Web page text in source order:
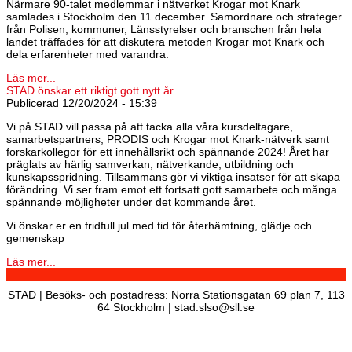
Närmare 90-talet medlemmar i nätverket Krogar mot Knark
samlades i Stockholm den 11 december. Samordnare och strateger
från Polisen, kommuner, Länsstyrelser och branschen från hela
landet träffades för att diskutera metoden Krogar mot Knark och
dela erfarenheter med varandra.
Läs mer...
STAD önskar ett riktigt gott nytt år
Publicerad 12/20/2024 - 15:39
Vi på STAD vill passa på att tacka alla våra kursdeltagare,
samarbetspartners, PRODIS och Krogar mot Knark-nätverk samt
forskarkollegor för ett innehållsrikt och spännande 2024! Året har
präglats av härlig samverkan, nätverkande, utbildning och
kunskapsspridning. Tillsammans gör vi viktiga insatser för att skapa
förändring. Vi ser fram emot ett fortsatt gott samarbete och många
spännande möjligheter under det kommande året.
Vi önskar er en fridfull jul med tid för återhämtning, glädje och
gemenskap
Läs mer...
STAD | Besöks- och postadress: Norra Stationsgatan 69 plan 7, 113
64 Stockholm | stad.slso@sll.se